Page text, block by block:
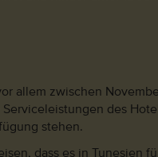
allem zwischen
des
stehen.
dass es in Tunesien